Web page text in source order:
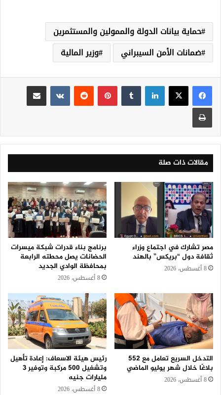
حماية بيانات الدولة والممولين والمستثمرين
ضمانات الأمن السيبراني
وزير المالية
لينكدإن بينتيريست
مقالات ذات صلة
مصر تشارك في اجتماع وزراء
ثقافة دول “بريكس” بالهند
8 أغسطس، 2026
برنامج بناء قدرات شبكة ميسرات
الحضانات يصل محطته الرابعة
بمحافظة الوادي الجديد
8 أغسطس، 2026
التدخل السريع تعامل مع 552
بلاغًا خلال شهر يوليو الماضي
8 أغسطس، 2026
رئيس هيئة الاسعاف: إعادة تأهيل
وتشغيل 500 مركبة وتوفير 3
مليارات جنيه
8 أغسطس، 2026